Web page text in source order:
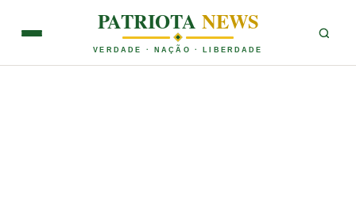
PATRIOTANEWS
VERDADE · NAÇÃO · LIBERDADE